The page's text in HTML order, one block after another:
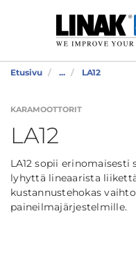
Etusivu ... LA12
KARAMOOTTORIT
LA12
LA12 sopii
lyhyttä lineaarista
kustannustehokas
paineilmajärjestelmille.